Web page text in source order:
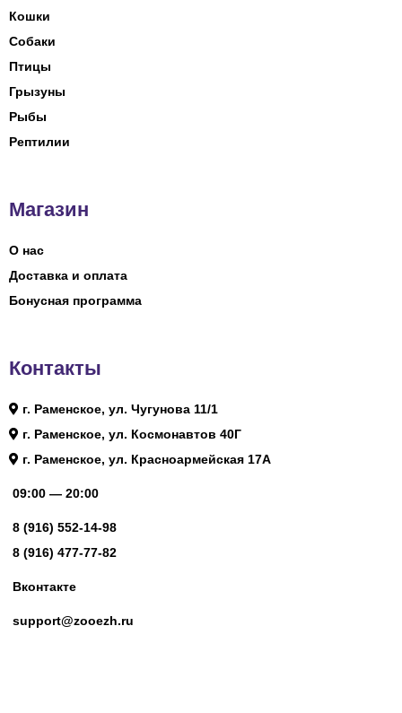
Кошки
Собаки
Птицы
Грызуны
Рыбы
Рептилии
Магазин
О нас
Доставка и оплата
Бонусная программа
Контакты
г. Раменское, ул. Чугунова 11/1
г. Раменское, ул. Космонавтов 40Г
г. Раменское, ул. Красноармейская 17А
09:00 — 20:00
8 (916) 552-14-98
8 (916) 477-77-82
Вконтакте
support@zooezh.ru